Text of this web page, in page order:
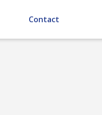
Contact